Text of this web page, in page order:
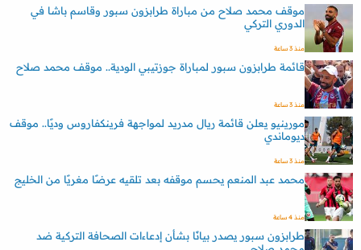
موقف محمد صلاح من مباراة طرابزون سبور وقاسم باشا في
الدوري التركي
منذ 3 ساعة
قائمة طرابزون سبور لمباراة جوزتيبي الودية.. موقف محمد صلاح
منذ 3 ساعة
مورينيو يعلن قائمة ريال مدريد لمواجهة فرينكفاروس وديًا.. موقف
ديوماندي
منذ 3 ساعة
محمد عبد المنعم يحسم موقفه بعد تلقيه عرضًا مغريًا من الخليج
منذ 4 ساعة
طرابزون سبور يصدر بيانًا بشأن إدعاءات الصحافة التركية ضد